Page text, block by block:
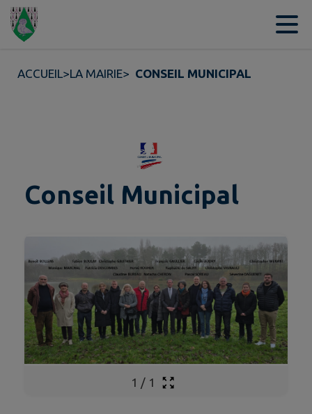
Contenu
ACCUEIL>LA MAIRIE> CONSEIL MUNICIPAL
Conseil Municipal
1 / 1